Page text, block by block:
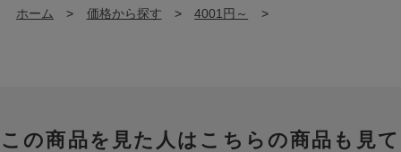
ホーム > 価格から探す > 4001円～ >
この商品を見た人はこちらの商品も見て